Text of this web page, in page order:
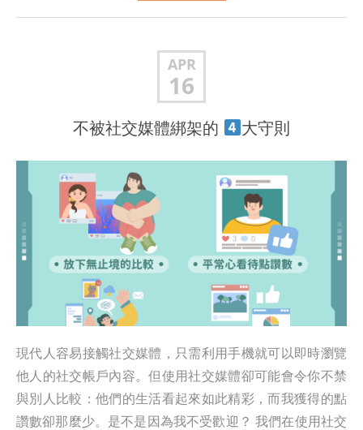
APR
16
不被社交媒體綁架的 大守則
現代人容易接觸社交媒體，只需利用手機就可以即時瀏覽
他人的社交帳戶內容。但使用社交媒體卻可能會令你不禁
與別人比較：他們的生活看起來如此精彩，而我獲得的點
讚數卻那麼少。是不是因為我不受歡迎？ 我們在使用社交